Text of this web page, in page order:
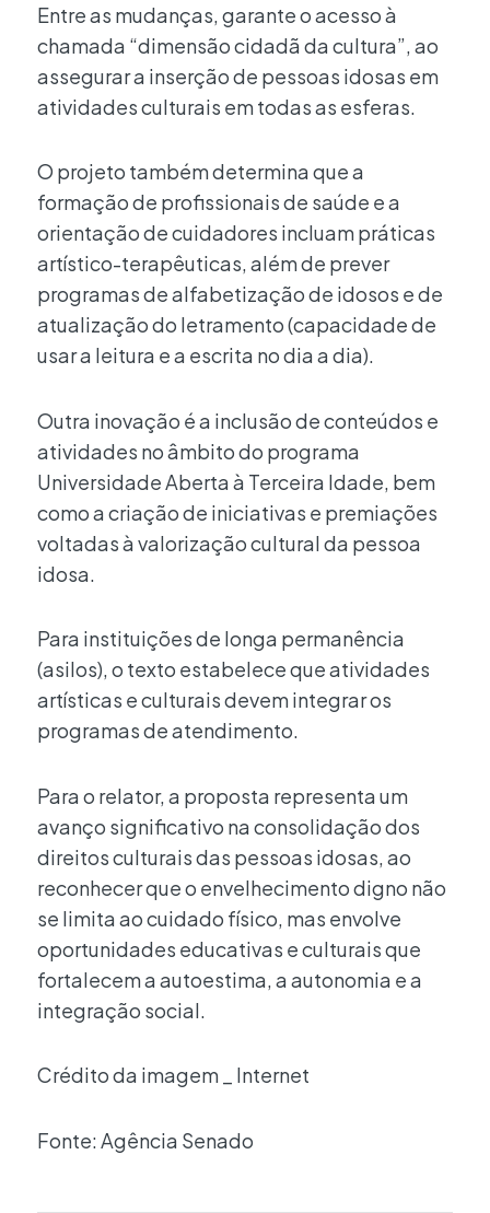
Entre as mudanças, garante o acesso à
chamada “dimensão cidadã da cultura”, ao
assegurar a inserção de pessoas idosas em
atividades culturais em todas as esferas.
O projeto também determina que a
formação de profissionais de saúde e a
orientação de cuidadores incluam práticas
artístico-terapêuticas, além de prever
programas de alfabetização de idosos e de
atualização do letramento (capacidade de
usar a leitura e a escrita no dia a dia).
Outra inovação é a inclusão de conteúdos e
atividades no âmbito do programa
Universidade Aberta à Terceira Idade, bem
como a criação de iniciativas e premiações
voltadas à valorização cultural da pessoa
idosa.
Para instituições de longa permanência
(asilos), o texto estabelece que atividades
artísticas e culturais devem integrar os
programas de atendimento.
Para o relator, a proposta representa um
avanço significativo na consolidação dos
direitos culturais das pessoas idosas, ao
reconhecer que o envelhecimento digno não
se limita ao cuidado físico, mas envolve
oportunidades educativas e culturais que
fortalecem a autoestima, a autonomia e a
integração social.
Crédito da imagem _ Internet
Fonte: Agência Senado